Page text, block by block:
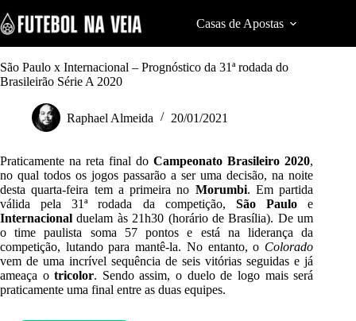
k
i
p
t
o
n
t
Casas de Apostas
São Paulo x Internacional – Prognóstico da 31ª rodada do
Brasileirão Série A 2020
Raphael Almeida 20/01/2021
Praticamente na reta final doCampeonato Brasileiro 2020,
no qual todos os jogos passarão a ser uma decisão, na noite
desta quarta-feira tem a primeira no Morumbi. Em partida
válida pela 31ª rodada da competição, São Paulo e
Internacional duelam às 21h30 (horário de Brasília). De um
o time paulista soma 57 pontos e está na liderança da
competição, lutando para mantê-la. No entanto, o Colorado
vem de uma incrível sequência de seis vitórias seguidas e já
ameaça otricolor. Sendo assim, o duelo de logo mais será
praticamente uma final entre as duas equipes.